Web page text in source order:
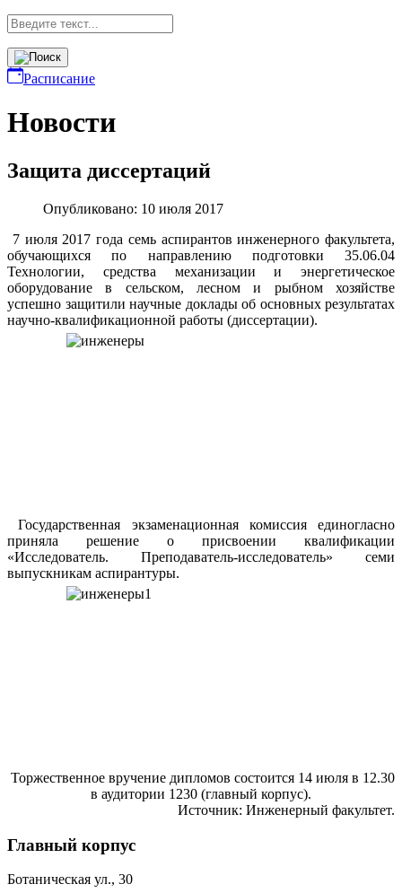
Расписание
Новости
Защита диссертаций
Опубликовано: 10 июля 2017
7 июля 2017 года семь аспирантов инженерного факультета,
обучающихся по направлению подготовки 35.06.04
Технологии, средства механизации и энергетическое
оборудование в сельском, лесном и рыбном хозяйстве
успешно защитили научные доклады об основных результатах
научно-квалификационной работы (диссертации).
Государственная экзаменационная комиссия единогласно
приняла решение о присвоении квалификации
«Исследователь. Преподаватель-исследователь» семи
выпускникам аспирантуры.
Торжественное вручение дипломов состоится 14 июля в 12.30
в аудитории 1230 (главный корпус).
Источник: Инженерный факультет.
Главный корпус
Ботаническая ул., 30